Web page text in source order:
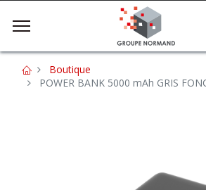
Boutique
POWER BANK 5000 mAh GRIS